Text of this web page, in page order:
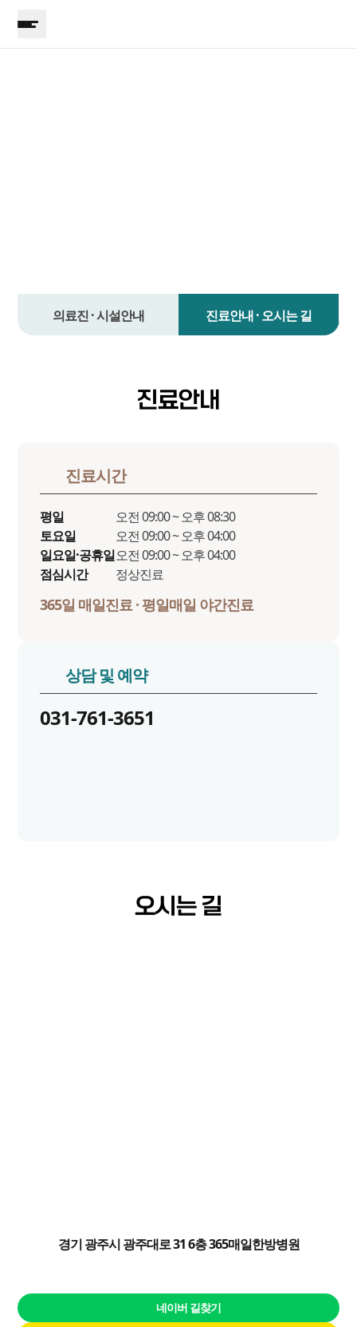
의료진 · 시설안내 진료안내 · 오시는 길
진료안내
진료시간
평일
오전 09:00 ~ 오후 08:30
토요일
오전 09:00 ~ 오후 04:00
일요일·공휴일오전 09:00 ~ 오후 04:00
점심시간
정상진료
365일 매일진료 · 평일매일 야간진료
상담 및 예약
031-761-3651
오시는 길
경기 광주시 광주대로 31 6층 365매일한방병원
네이버 길찾기